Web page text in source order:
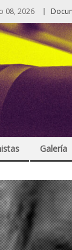
08, 2026
Galería